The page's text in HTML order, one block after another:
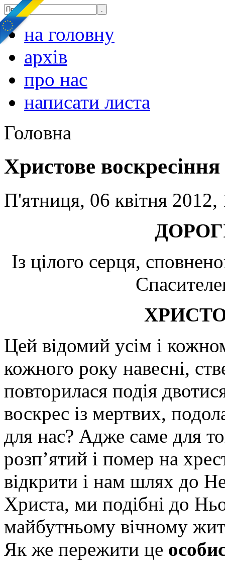
на головну
архів
про нас
написати листа
Головна
Христове воскресіння
П'ятниця, 06 квітня 2012,
Із цілого серця,
Цей відомий усім і
кожного року навесні,
повторилася подія
воскрес із мертвих,
для нас? Адже саме для
розп’ятий і помер на
відкрити і нам шлях до
Христа, ми подібні до
майбутньому вічному
Як же пережити це